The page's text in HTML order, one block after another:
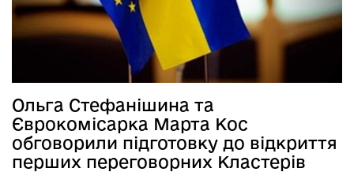
Ольга Стефанішина та
Єврокомісарка Марта Кос
обговорили підготовку до відкриття
перших переговорних Кластерів